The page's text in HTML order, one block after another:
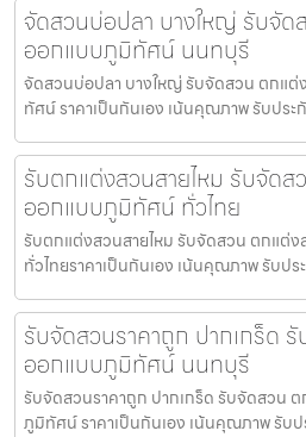
จัดสวนบ่อปลา บางใหญ่ รับจัด
ออกแบบภูมิทัศน์ นนทบุรี
จัดสวนบ่อปลา บางใหญ่ รับจัดสวน ตกแ
ทัศน์ ราคาเป็นกันเอง เน้นคุณภาพ รับปร
รับตกแต่งสวนสายไหม รับจัด
ออกแบบภูมิทัศน์ ทั่วไทย
รับตกแต่งสวนสายไหม รับจัดสวน ตกแ
ทั่วไทยราคาเป็นกันเอง เน้นคุณภาพ รับป
รับจัดสวนราคาถูก ปากเกร็ด
ออกแบบภูมิทัศน์ นนทบุรี
รับจัดสวนราคาถูก ปากเกร็ด รับจัดสวน
ภูมิทัศน์ ราคาเป็นกันเอง เน้นคุณภาพ รับ